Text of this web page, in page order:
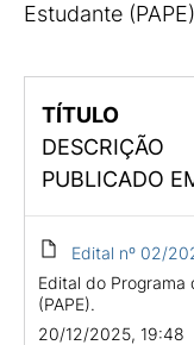
Estudante
TÍTULO
DESCRIÇÃO
PUBLICADO
Edital nº 02/
Edital do Programa
(PAPE).
20/12/2025, 19:48